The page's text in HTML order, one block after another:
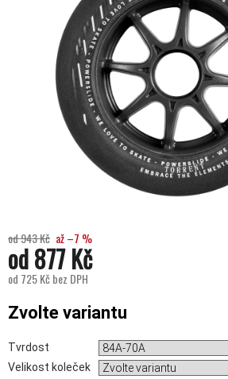
od 943 Kč až –7 %
od877 Kč
od 725 Kč bez DPH
Zvolte variantu
Tvrdost
Velikost koleček